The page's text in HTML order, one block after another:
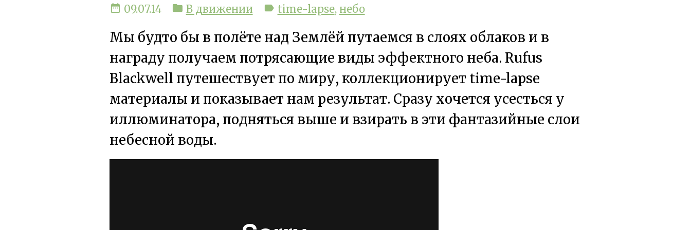
date_range 09.07.14 folder В движении label time-lapse, небо
Мы будто бы в полёте над Землёй путаемся в слоях облаков и в
награду получаем потрясающие виды эффектного неба. Rufus
Blackwell путешествует по миру, коллекционирует time-lapse
материалы и показывает нам результат. Сразу хочется усесться у
иллюминатора, подняться выше и взирать в эти фантазийные слои
небесной воды.